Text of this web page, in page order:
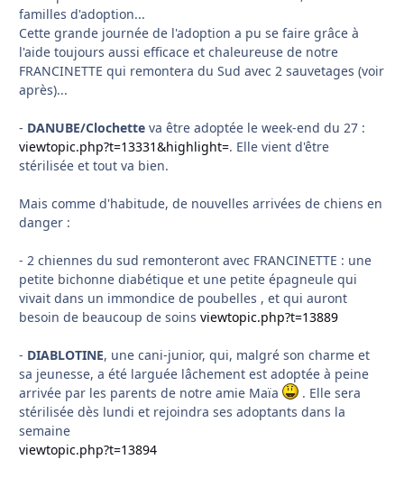
familles d'adoption...
Cette grande journée de l'adoption a pu se faire grâce à
l'aide toujours aussi efficace et chaleureuse de notre
FRANCINETTE qui remontera du Sud avec 2 sauvetages (voir
après)...
- DANUBE/Clochette va être adoptée le week-end du 27 :
viewtopic.php?t=13331&highlight=. Elle vient d'être
stérilisée et tout va bien.
Mais comme d'habitude, de nouvelles arrivées de chiens en
danger :
- 2 chiennes du sud remonteront avec FRANCINETTE : une
petite bichonne diabétique et une petite épagneule qui
vivait dans un immondice de poubelles , et qui auront
besoin de beaucoup de soins viewtopic.php?t=13889
- DIABLOTINE, une cani-junior, qui, malgré son charme et
sa jeunesse, a été larguée lâchement est adoptée à peine
arrivée par les parents de notre amie Maïa
. Elle sera
stérilisée dès lundi et rejoindra ses adoptants dans la
semaine
viewtopic.php?t=13894